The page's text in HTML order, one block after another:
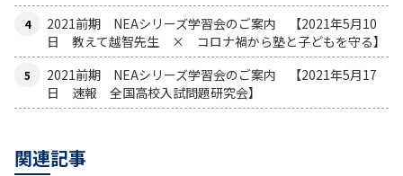
2021前期 NEAシリーズ学習会のご案内 【2021年5月10
日 教えて越智先生 × コロナ禍から塾と子どもを守る】
2021前期 NEAシリーズ学習会のご案内 【2021年5月17
日 速報 全国高校入試問題研究会】
関連記事